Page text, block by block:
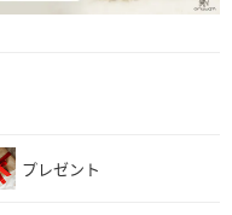
プレゼント